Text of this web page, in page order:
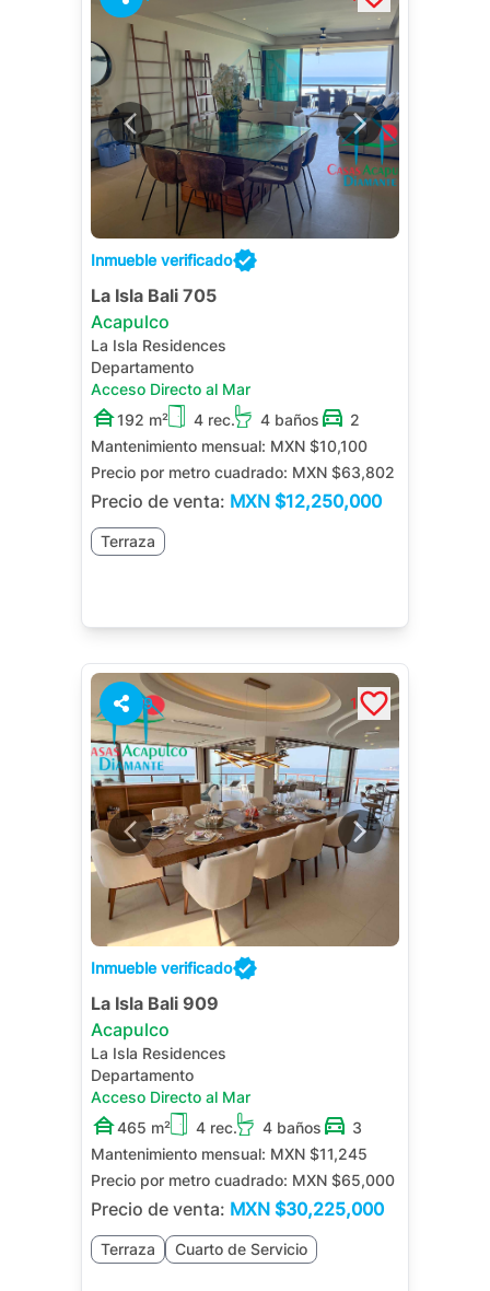
Inmueble verificado
La Isla Bali 705
Acapulco
La Isla Residences
Departamento
Acceso Directo al Mar
192 m²
4 rec. 4 baños
2
Mantenimiento mensual: MXN $10,100
Precio por metro cuadrado: MXN $63,802
Precio de venta: MXN $12,250,000
Terraza
9 1
Inmueble verificado
La Isla Bali 909
Acapulco
La Isla Residences
Departamento
Acceso Directo al Mar
465 m²
4 rec. 4 baños
3
Mantenimiento mensual: MXN $11,245
Precio por metro cuadrado: MXN $65,000
Precio de venta: MXN $30,225,000
Terraza Cuarto de Servicio